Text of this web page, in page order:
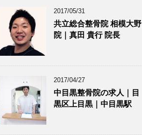
2017/05/31
共立総合整骨院 相模大野
院｜真田 貴行 院長
2017/04/27
中目黒整骨院の求人｜目
黒区上目黒｜中目黒駅